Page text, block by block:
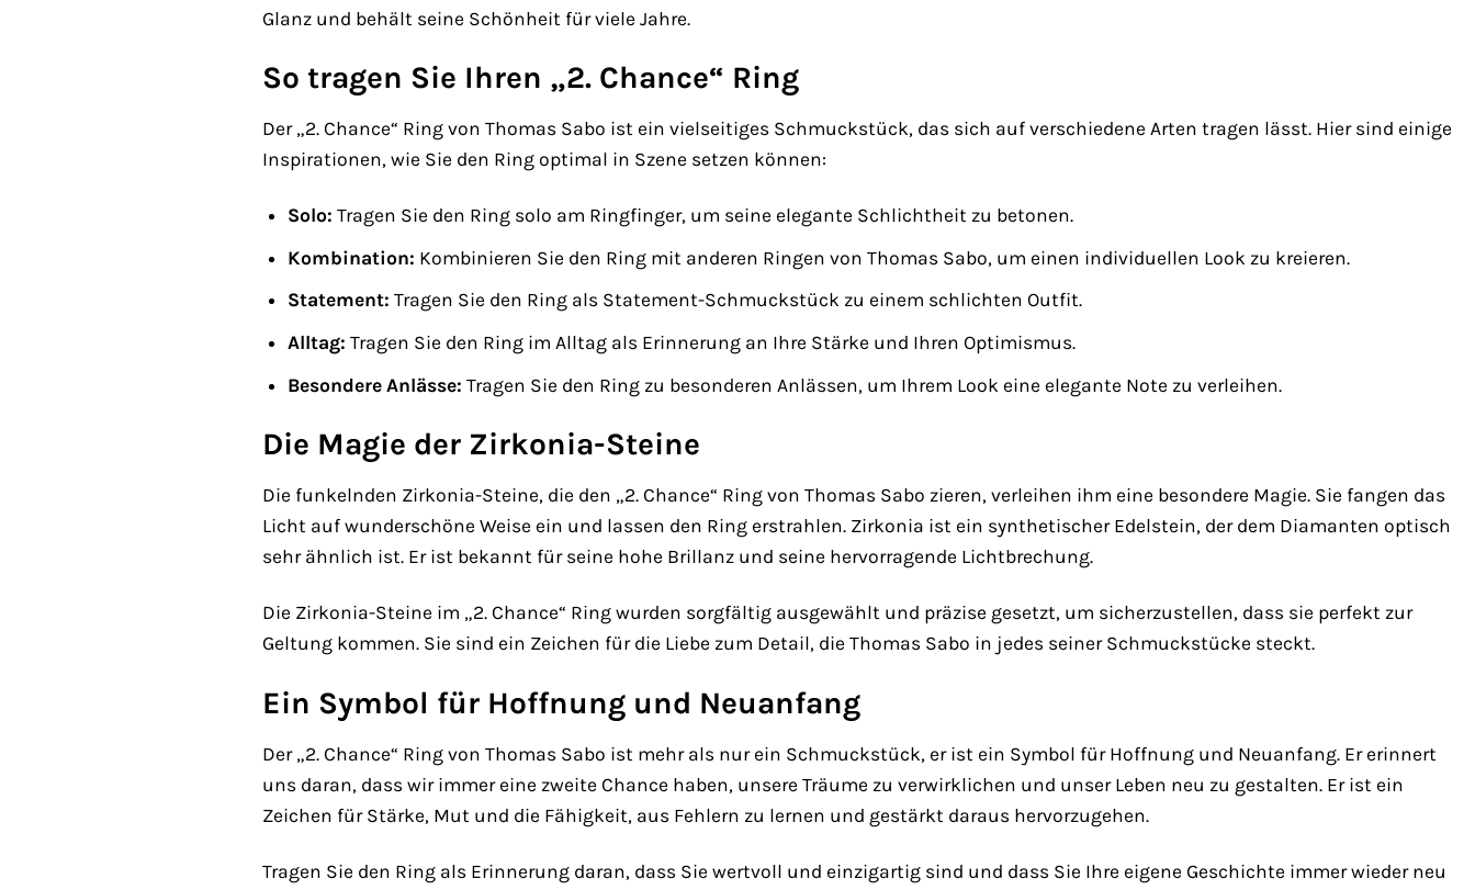
Glanz und behält seine Schönheit für viele Jahre.
So tragen Sie Ihren „2. Chance“ Ring
Der „2. Chance“ Ring von Thomas Sabo ist ein vielseitiges Schmuckstück, das sich auf verschiedene Arten tragen lässt. Hier sind einige
Inspirationen, wie Sie den Ring optimal in Szene setzen können:
Solo: Tragen Sie den Ring solo am Ringfinger, um seine elegante Schlichtheit zu betonen.
Kombination: Kombinieren Sie den Ring mit anderen Ringen von Thomas Sabo, um einen individuellen Look zu kreieren.
Statement: Tragen Sie den Ring als Statement-Schmuckstück zu einem schlichten Outfit.
Alltag: Tragen Sie den Ring im Alltag als Erinnerung an Ihre Stärke und Ihren Optimismus.
Besondere Anlässe: Tragen Sie den Ring zu besonderen Anlässen, um Ihrem Look eine elegante Note zu verleihen.
Die Magie der Zirkonia-Steine
Die funkelnden Zirkonia-Steine, die den „2. Chance“ Ring von Thomas Sabo zieren, verleihen ihm eine besondere Magie. Sie fangen das
Licht auf wunderschöne Weise ein und lassen den Ring erstrahlen. Zirkonia ist ein synthetischer Edelstein, der dem Diamanten optisch
sehr ähnlich ist. Er ist bekannt für seine hohe Brillanz und seine hervorragende Lichtbrechung.
Die Zirkonia-Steine im „2. Chance“ Ring wurden sorgfältig ausgewählt und präzise gesetzt, um sicherzustellen, dass sie perfekt zur
Geltung kommen. Sie sind ein Zeichen für die Liebe zum Detail, die Thomas Sabo in jedes seiner Schmuckstücke steckt.
Ein Symbol für Hoffnung und Neuanfang
Der „2. Chance“ Ring von Thomas Sabo ist mehr als nur ein Schmuckstück, er ist ein Symbol für Hoffnung und Neuanfang. Er erinnert
uns daran, dass wir immer eine zweite Chance haben, unsere Träume zu verwirklichen und unser Leben neu zu gestalten. Er ist ein
Zeichen für Stärke, Mut und die Fähigkeit, aus Fehlern zu lernen und gestärkt daraus hervorzugehen.
Tragen Sie den Ring als Erinnerung daran, dass Sie wertvoll und einzigartig sind und dass Sie Ihre eigene Geschichte immer wieder neu